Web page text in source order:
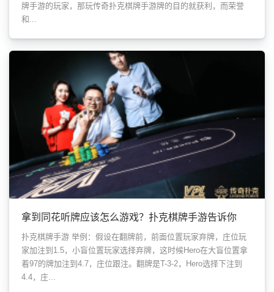
牌手游的玩家，那玩传奇扑克棋牌手游牌的目的就获利，而荣誉
和...
拿到同花听牌应该怎么游戏？扑克棋牌手游告诉你
扑克棋牌手游 举例：假设在翻牌前，前面位置玩家弃牌，庄位玩
家加注到1.5，小盲位置玩家选择弃牌，这时候Hero在大盲位置拿
着97的牌加注到4.7，庄位跟注。翻牌是T-3-2，Hero选择下注到
4.4，庄...